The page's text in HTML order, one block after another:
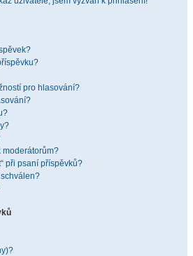
pro hlasování?
moderátorům?
při psaní příspěvků?